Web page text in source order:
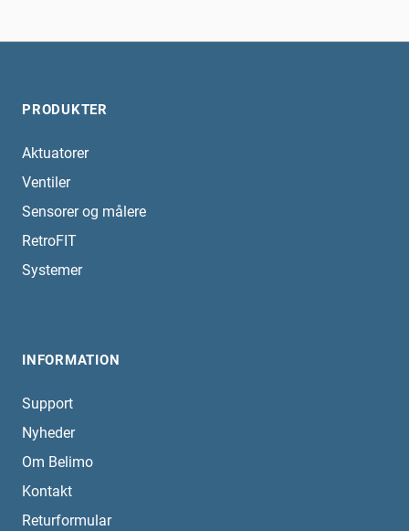
PRODUKTER
Aktuatorer
Ventiler
Sensorer og målere
RetroFIT
Systemer
INFORMATION
Support
Nyheder
Om Belimo
Kontakt
Returformular